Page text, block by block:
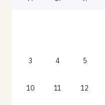
3 4 5
10 11 12